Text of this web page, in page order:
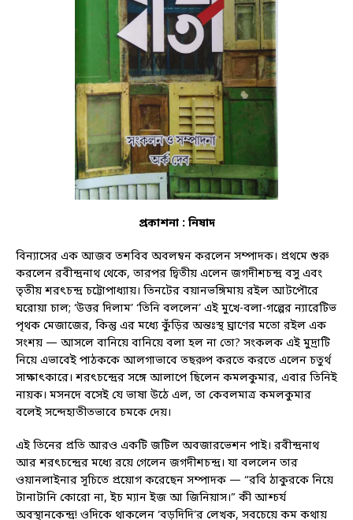
প্রকাশনা : নিষাদ
বিন্যাসের এক আজব তশবিব অবলম্বন করলেন সম্পাদক। প্রথমে শুরু
করলেন রবীন্দ্রনাথ থেকে, তারপর দ্বিতীয় এলেন জগদীশচন্দ্র বসু এবং
তৃতীয় শরৎচন্দ্র চট্টোপাধ্যায়। তিনটের বয়ানভঙ্গিমায় রইল আটপৌরে
ঘরোয়া চাল; ‘উত্তর দিলাম’ ‘তিনি বললেন’ এই মুখে-বলা-গল্পের ন্যারেটিভ
পৃথক মেজাজের, কিন্তু এর মধ্যে কুঁড়ির অন্তঃস্থ ঘ্রাণের মতো রইল এক
সংশয় — আসলে বানিয়ে বানিয়ে বলা হল না তো? সংকলক এই মুদ্রাটি
নিয়ে এভাবেই পাঠককে আলগাভাবে তছরুপ করতে করতে এলেন চতুর্থ
সাক্ষাৎকারে। শরৎচন্দ্রের সঙ্গে আলাপে ছিলেন কমলকুমার, এবার তিনিই
নায়ক। মসনদে বসেই যে ভাষা উঠে এল, তা কেবলমাত্র কমলকুমার
বলেই সন্দেহাতীতভাবে চমকে দেয়।
এই তিনের প্রতি আরও একটি জটিল অবজারভেশন পাই। রবীন্দ্রনাথ
আর শরৎচন্দ্রের মধ্যে রয়ে গেলেন জগদীশচন্দ্র। যা বললেন তার
ওয়ানলাইনার সূচিতে প্রয়োগ করেছেন সম্পাদক — “রবি ঠাকুরকে নিয়ে
টানাটানি কোরো না, ইচ ম্যান ইজ আ জিনিয়াস।” কী আশ্চর্য
অবস্থানকেন্দ্র! ওদিকে থাকলেন ‘বড়দিদি’র লেখক, সবচেয়ে কম কথায়